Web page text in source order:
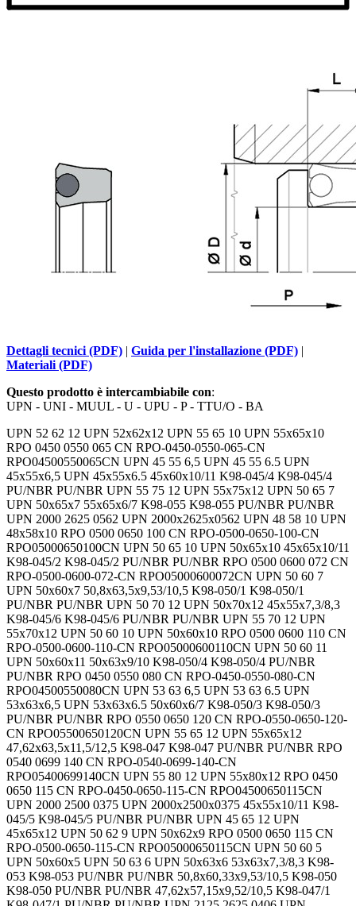
Dettagli tecnici (PDF) | Guida per l'installazione (PDF) |
Materiali (PDF)
Questo prodotto è intercambiabile con:
UPN - UNI - MUUL - U - UPU - P - TTU/O - BA
UPN 52 62 12 UPN 52x62x12 UPN 55 65 10 UPN 55x65x10
RPO 0450 0550 065 CN RPO-0450-0550-065-CN
RPO04500550065CN UPN 45 55 6,5 UPN 45 55 6.5 UPN
45x55x6,5 UPN 45x55x6.5 45x60x10/11 K98-045/4 K98-045/4
PU/NBR PU/NBR UPN 55 75 12 UPN 55x75x12 UPN 50 65 7
UPN 50x65x7 55x65x6/7 K98-055 K98-055 PU/NBR PU/NBR
UPN 2000 2625 0562 UPN 2000x2625x0562 UPN 48 58 10 UPN
48x58x10 RPO 0500 0650 100 CN RPO-0500-0650-100-CN
RPO05000650100CN UPN 50 65 10 UPN 50x65x10 45x65x10/11
K98-045/2 K98-045/2 PU/NBR PU/NBR RPO 0500 0600 072 CN
RPO-0500-0600-072-CN RPO05000600072CN UPN 50 60 7
UPN 50x60x7 50,8x63,5x9,53/10,5 K98-050/1 K98-050/1
PU/NBR PU/NBR UPN 50 70 12 UPN 50x70x12 45x55x7,3/8,3
K98-045/6 K98-045/6 PU/NBR PU/NBR UPN 55 70 12 UPN
55x70x12 UPN 50 60 10 UPN 50x60x10 RPO 0500 0600 110 CN
RPO-0500-0600-110-CN RPO05000600110CN UPN 50 60 11
UPN 50x60x11 50x63x9/10 K98-050/4 K98-050/4 PU/NBR
PU/NBR RPO 0450 0550 080 CN RPO-0450-0550-080-CN
RPO04500550080CN UPN 53 63 6,5 UPN 53 63 6.5 UPN
53x63x6,5 UPN 53x63x6.5 50x60x6/7 K98-050/3 K98-050/3
PU/NBR PU/NBR RPO 0550 0650 120 CN RPO-0550-0650-120-
CN RPO05500650120CN UPN 55 65 12 UPN 55x65x12
47,62x63,5x11,5/12,5 K98-047 K98-047 PU/NBR PU/NBR RPO
0540 0699 140 CN RPO-0540-0699-140-CN
RPO05400699140CN UPN 55 80 12 UPN 55x80x12 RPO 0450
0650 115 CN RPO-0450-0650-115-CN RPO04500650115CN
UPN 2000 2500 0375 UPN 2000x2500x0375 45x55x10/11 K98-
045/5 K98-045/5 PU/NBR PU/NBR UPN 45 65 12 UPN
45x65x12 UPN 50 62 9 UPN 50x62x9 RPO 0500 0650 115 CN
RPO-0500-0650-115-CN RPO05000650115CN UPN 50 60 5
UPN 50x60x5 UPN 50 63 6 UPN 50x63x6 53x63x7,3/8,3 K98-
053 K98-053 PU/NBR PU/NBR 50,8x60,33x9,53/10,5 K98-050
K98-050 PU/NBR PU/NBR 47,62x57,15x9,52/10,5 K98-047/1